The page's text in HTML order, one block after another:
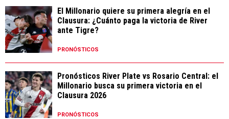
El Millonario quiere su primera alegría en el
Clausura: ¿Cuánto paga la victoria de River
ante Tigre?
PRONÓSTICOS
Pronósticos River Plate vs Rosario Central: el
Millonario busca su primera victoria en el
Clausura 2026
PRONÓSTICOS